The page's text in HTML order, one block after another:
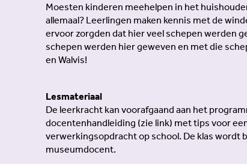
Moesten kinderen meehelpen in het
allemaal? Leerlingen maken kennis met de
ervoor zorgden dat hier veel schepen werden
schepen werden hier geweven en met die
en Walvis!
Lesmateriaal
De leerkracht kan voorafgaand aan het
docentenhandleiding (zie link) met tips voor
verwerkingsopdracht op school. De klas wordt
museumdocent.